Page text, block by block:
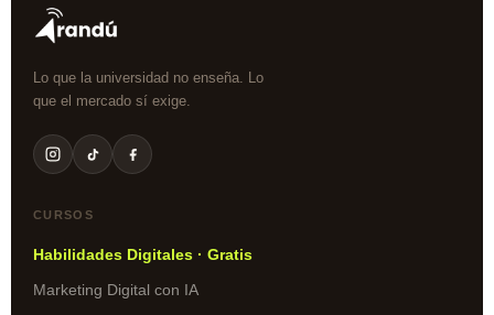
Lo que la universidad no enseña. Lo
que el mercado sí exige.
CURSOS
Habilidades Digitales · Gratis
Marketing Digital con IA